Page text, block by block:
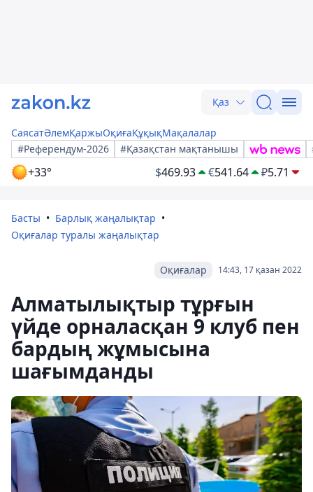
Қаз
СаясатӘлемҚаржыОқиғаҚұқықМақалалар
#Референдум-2026
#Қазақстан мақтанышы
+33° $469.93 €541.64 ₽5.71
Басты
Барлық жаңалықтар
Оқиғалар туралы жаңалықтар
14:43, 17 қазан 2022
Оқиғалар
Алматылықтыр тұрғын
үйде орналасқан 9 клуб пен
бардың жұмысына
шағымданды